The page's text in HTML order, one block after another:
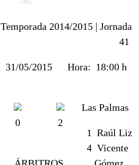
Temporada 2014/2015 | Jornada
41
31/05/2015 Hora: 18:00 h
0 2
Las Palmas
1 Raúl
4 Vicente